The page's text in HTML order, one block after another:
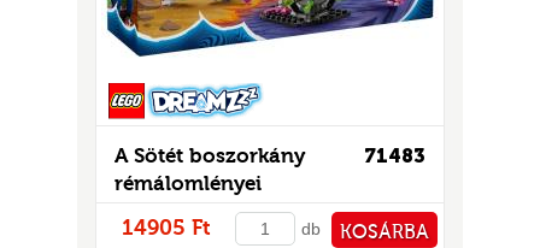
71483
A Sötét boszorkány
rémálomlényei
14905 Ft db KOSÁRBA